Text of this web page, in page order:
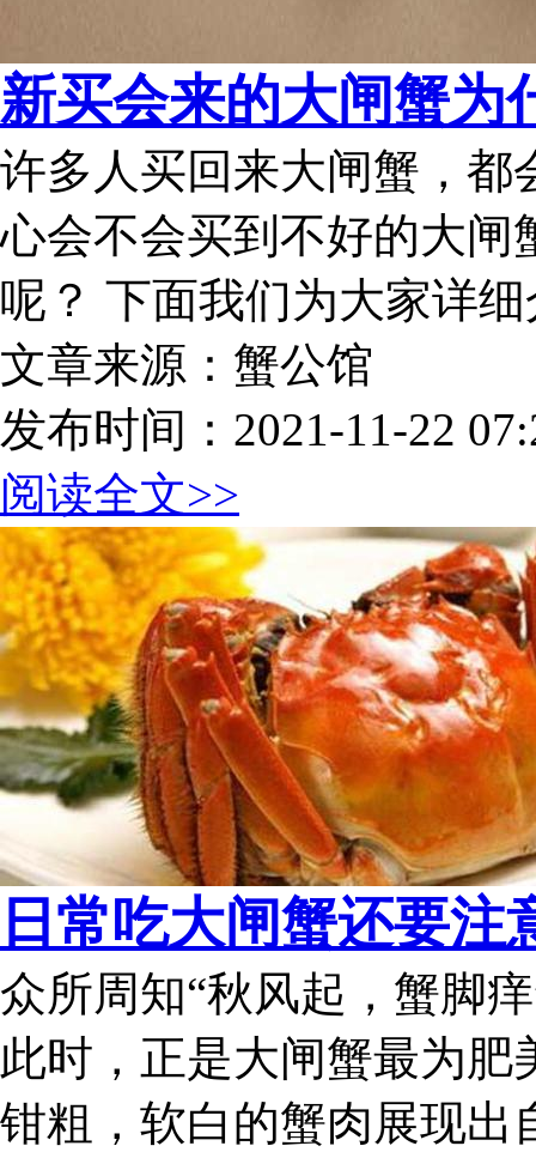
新买会来的大闸蟹为
许多人买回来大闸蟹，都
心会不会买到不好的大闸
呢？ 下面我们为大家详
文章来源：蟹公馆
发布时间：2021-11-22
阅读全文>>
日常吃大闸蟹还要注
众所周知“秋风起，蟹脚
此时，正是大闸蟹最为
钳粗，软白的蟹肉展现出